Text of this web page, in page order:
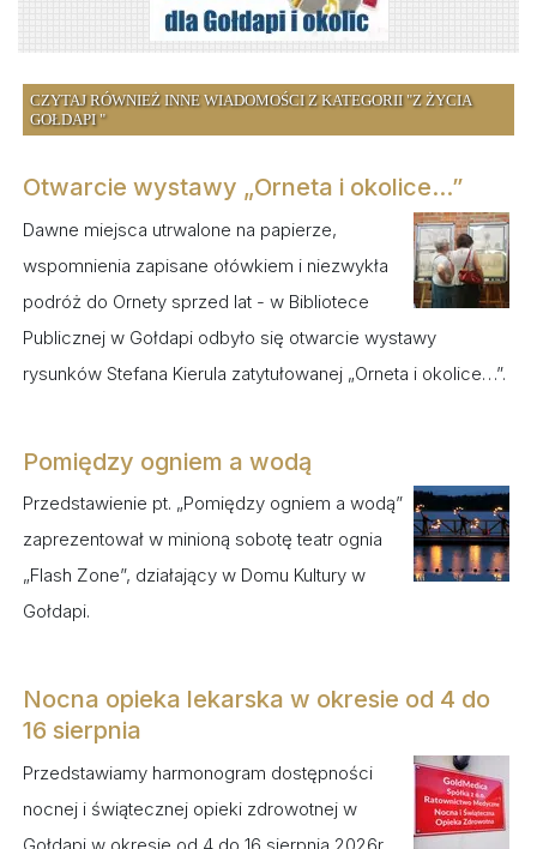
CZYTAJ RÓWNIEŻ INNE WIADOMOŚCI Z KATEGORII "Z ŻYCIA
GOŁDAPI "
Otwarcie wystawy „Orneta i okolice...”
Dawne miejsca utrwalone na papierze,
wspomnienia zapisane ołówkiem i niezwykła
podróż do Ornety sprzed lat - w Bibliotece
Publicznej w Gołdapi odbyło się otwarcie wystawy
rysunków Stefana Kierula zatytułowanej „Orneta i okolice…”.
Pomiędzy ogniem a wodą
Przedstawienie pt. „Pomiędzy ogniem a wodą”
zaprezentował w minioną sobotę teatr ognia
„Flash Zone”, działający w Domu Kultury w
Gołdapi.
Nocna opieka lekarska w okresie od 4 do
16 sierpnia
Przedstawiamy harmonogram dostępności
nocnej i świątecznej opieki zdrowotnej w
Gołdapi w okresie od 4 do 16 sierpnia 2026r.